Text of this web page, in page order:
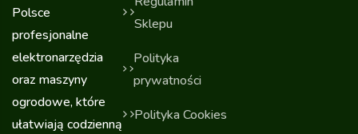
Polsce
profesjonalne
elektronarzędzia
oraz maszyny
ogrodowe, które
ułatwiają codzienną
Sklepu
Polityka
prywatności
Polityka Cookies